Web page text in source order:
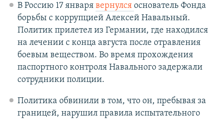
В Россию 17 января вернулся основатель Фонда
борьбы с коррупцией Алексей Навальный.
Политик прилетел из Германии, где находился
на лечении с конца августа после отравления
боевым веществом. Во время прохождения
паспортного контроля Навального задержали
сотрудники полиции.
Политика обвинили в том, что он, пребывая за
границей, нарушил правила испытательного